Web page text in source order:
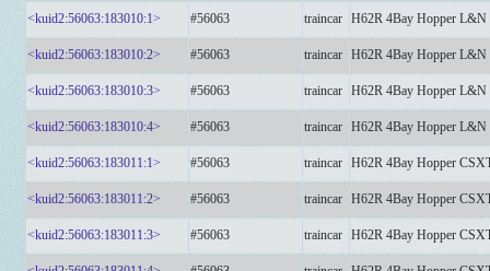
<kuid2:56063:183010:1> #56063 traincar H62R 4Bay Hopper
<kuid2:56063:183010:2> #56063 traincar H62R 4Bay Hopper
<kuid2:56063:183010:3> #56063 traincar H62R 4Bay Hopper
<kuid2:56063:183010:4> #56063 traincar H62R 4Bay Hopper
<kuid2:56063:183011:1> #56063 traincar H62R 4Bay Hopper
<kuid2:56063:183011:2> #56063 traincar H62R 4Bay Hopper
<kuid2:56063:183011:3> #56063 traincar H62R 4Bay Hopper